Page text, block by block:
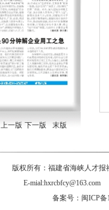
上一版 下一版 末版
版权所有：福建省海峡人才
E-
备案号：闽ICP备